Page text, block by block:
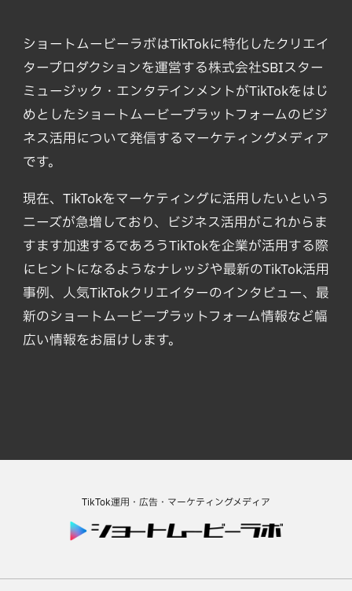
ショートムービーラボはTikTokに特化したクリエイ
タープロダクションを運営する株式会社SBIスター
ミュージック・エンタテインメントがTikTokをはじ
めとしたショートムービープラットフォームのビジ
ネス活用について発信するマーケティングメディア
です。
現在、TikTokをマーケティングに活用したいという
ニーズが急増しており、ビジネス活用がこれからま
すます加速するであろうTikTokを企業が活用する際
にヒントになるようなナレッジや最新のTikTok活用
事例、人気TikTokクリエイターのインタビュー、最
新のショートムービープラットフォーム情報など幅
広い情報をお届けします。
TikTok運用・広告・マーケティングメディア